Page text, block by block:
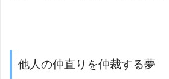
他人の仲直りを仲裁する夢